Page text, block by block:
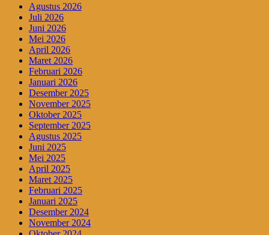
Agustus 2026
Juli 2026
Juni 2026
Mei 2026
April 2026
Maret 2026
Februari 2026
Januari 2026
Desember 2025
November 2025
Oktober 2025
September 2025
Agustus 2025
Juni 2025
Mei 2025
April 2025
Maret 2025
Februari 2025
Januari 2025
Desember 2024
November 2024